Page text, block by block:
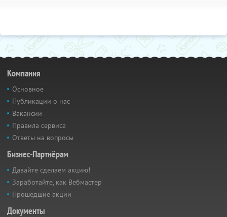
Компания
Основное
Публикации о нас
Вакансии
Правила сервиса
Ответы на вопросы
Бизнес-Партнёрам
Давайте сделаем акцию!
Заработайте, как Вебмастер
Прошедшие акции
Документы